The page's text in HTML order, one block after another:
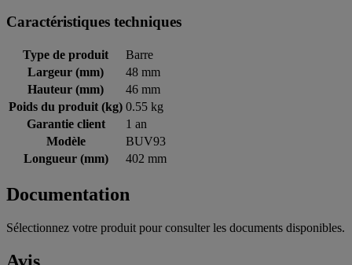
Caractéristiques techniques
Type de produit
Barre
Largeur (mm)
48 mm
Hauteur (mm)
46 mm
Poids du produit (kg) 0.55 kg
Garantie client
1 an
Modèle
BUV93
Longueur (mm)
402 mm
Documentation
Sélectionnez votre produit pour consulter les documents disponibles.
Avis